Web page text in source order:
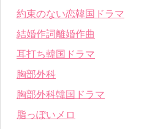
約束のない恋韓国ドラマ
結婚作詞離婚作曲
耳打ち韓国ドラマ
胸部外科
胸部外科韓国ドラマ
脂っぽいメロ